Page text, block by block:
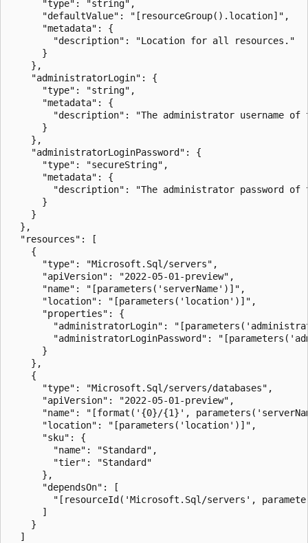
      "type": "string",
      "defaultValue": "[resourceGroup().location]",
      "metadata": {
        "description": "Location for all resources."
      }
    },
    "administratorLogin": {
      "type": "string",
      "metadata": {
"description": "The administrator username of
      }
    },
    "administratorLoginPassword": {
      "type": "secureString",
      "metadata": {
"description": "The administrator password of
      }
    }
  },
  "resources": [
    {
      "type": "Microsoft.Sql/servers",
      "apiVersion": "2022-05-01-preview",
      "name": "[parameters('serverName')]",
      "location": "[parameters('location')]",
      "properties": {
"administratorLogin":
"administratorLoginPassword":
      }
    },
    {
      "type": "Microsoft.Sql/servers/databases",
      "apiVersion": "2022-05-01-preview",
"name": "[format('{0}/{1}',
      "location": "[parameters('location')]",
      "sku": {
        "name": "Standard",
        "tier": "Standard"
      },
      "dependsOn": [
"[resourceId('Microsoft.Sql/servers',
      ]
    }
  ]